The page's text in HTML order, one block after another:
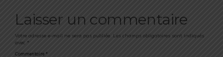
Laisser un commentaire
Votre adresse e-mail ne sera pas publiée. Les champs obligatoires sont indiqués
avec *
Commentaire *